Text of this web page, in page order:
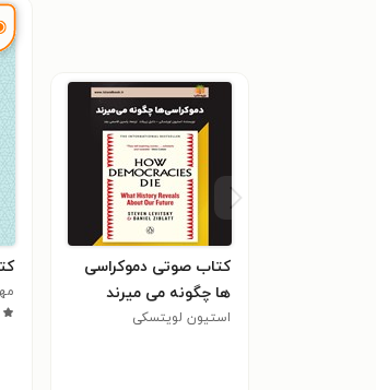
کتاب صوتی دموکراسی‌
ها چگونه می‌ میرند
(خلاصه کتاب)
استیون لویتسکی